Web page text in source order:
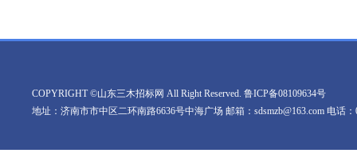
COPYRIGHT ©山东三木招标网 All Right Reserved. 鲁ICP备08109634号
地址：济南市市中区二环南路6636号中海广场 邮箱：sdsmzb@163.com 电话：